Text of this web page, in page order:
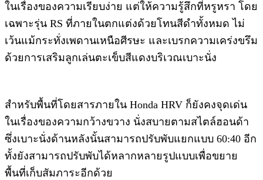
ในเรื่องของความเรียบง่าย แต่ให้ความรู้สึกที่หรูหรา โดย
เฉพาะรุ่น RS ที่ภายในตกแต่งด้วยโทนสีดำทั้งหมด ไม่
เว้นแม้กระทั่งเพดานเหนือศีรษะ และเบรกความเคร่งขรึม
ด้วยการเสริมลูกเล่นตะเข็บสีแดงบริเวณเบาะนั่ง
สำหรับพื้นที่โดยสารภายใน Honda HRV ก็ยังคงจุดเด่น
ในเรื่องของความกว้างขวาง นั่งสบายตามสไตล์ฮอนด้า
ซึ่งเบาะนั่งด้านหลังนั้นสามารถปรับพับแยกแบบ 60:40 อีก
ทั้งยังสามารถปรับพับได้หลากหลายรูปแบบเพื่อขยาย
พื้นที่เก็บสัมภาระอีกด้วย